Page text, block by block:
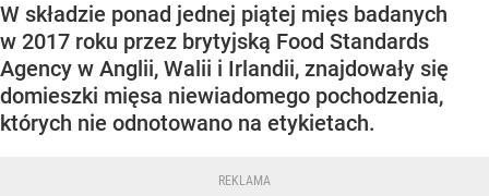
W składzie ponad jednej piątej mięs badanych
w 2017 roku przez brytyjską Food Standards
Agency w Anglii, Walii i Irlandii, znajdowały się
domieszki mięsa niewiadomego pochodzenia,
których nie odnotowano na etykietach.